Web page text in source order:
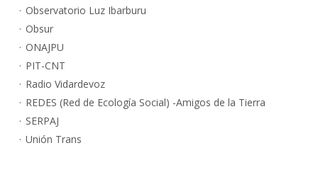
Observatorio Luz Ibarburu
Obsur
ONAJPU
PIT-CNT
Radio Vidardevoz
REDES (Red de Ecología Social) -Amigos de la Tierra
SERPAJ
Unión Trans